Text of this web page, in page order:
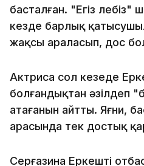
басталған. "Егіз лебіз"
кезде барлық
жақсы араласып, дос
Актриса сол кезеңде
болғандықтан әзілдеп
атағанын айтты. Яғни,
арасында тек достық
Серғазина Еркештің